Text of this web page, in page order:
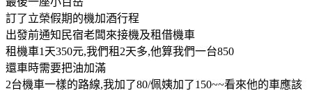
訂了立榮假期的機加酒行程
出發前通知民宿老闆來接機及租借機車
租機車1天350元,我們租2天多,他算我們一台850
還車時需要把油加滿
2台機車一樣的路線,我加了80/佩姨加了150~~看來他的車應該